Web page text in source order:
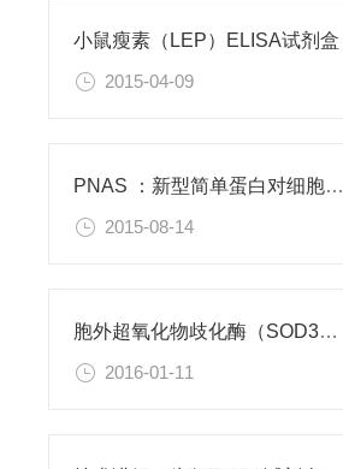
小鼠瘦素（LEP）ELISA试剂盒
2015-04-09
PNAS ：新型简单蛋白对细胞功能有积极作用
2015-08-14
胞外超氧化物歧化酶（SOD3）重组蛋白
2016-01-11